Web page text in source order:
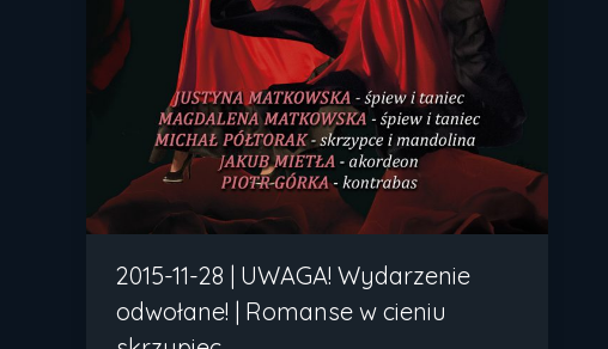
2015-11-28 | UWAGA! Wydarzenie
odwołane! | Romanse w cieniu